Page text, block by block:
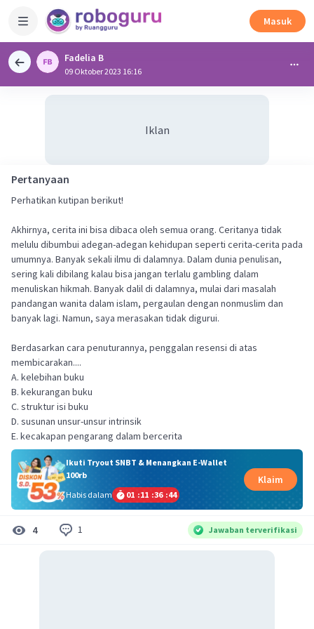
Masuk
Fadelia B
09 Oktober 2023 16:16
Iklan
Pertanyaan
Perhatikan kutipan berikut!
Akhirnya, cerita ini bisa dibaca oleh semua orang. Ceritanya tidak
melulu dibumbui adegan-adegan kehidupan seperti cerita-cerita pada
umumnya. Banyak sekali ilmu di dalamnya. Dalam dunia penulisan,
sering kali dibilang kalau bisa jangan terlalu gambling dalam
menuliskan hikmah. Banyak dalil di dalamnya, mulai dari masalah
pandangan wanita dalam islam, pergaulan dengan nonmuslim dan
banyak lagi. Namun, saya merasakan tidak digurui.
Berdasarkan cara penuturannya, penggalan resensi di atas
membicarakan....
A. kelebihan buku
B. kekurangan buku
C. struktur isi buku
D. susunan unsur-unsur intrinsik
E. kecakapan pengarang dalam bercerita
Ikuti Tryout SNBT & Menangkan E-Wallet
100rb
Habis dalam
01 :11 :36 :43
Klaim
4 1 Jawaban terverifikasi